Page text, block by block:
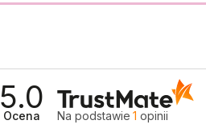
5.0
Ocena Na podstawie 1 opinii